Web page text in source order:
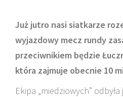
Już jutro nasi siatkarze
wyjazdowy mecz rundy
przeciwnikiem będzie
która zajmuje obecnie 10
Ekipa „miedziowych”